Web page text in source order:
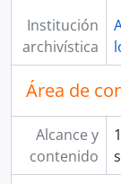
Institución
archivística
Área de
Alcance y
contenido